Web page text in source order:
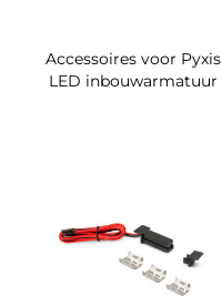
Accessoires voor Pyxis
LED inbouwarmatuur